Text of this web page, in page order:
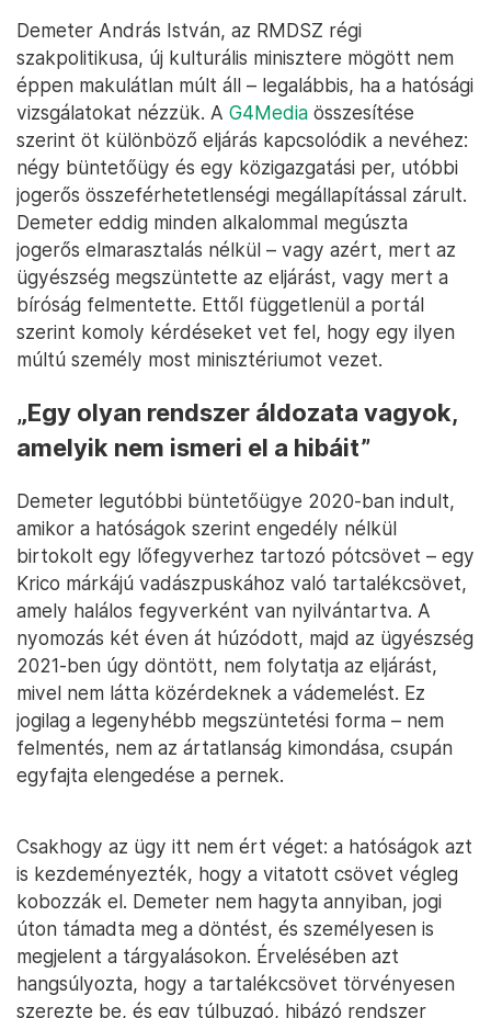
Demeter András István, az RMDSZ régi
szakpolitikusa, új kulturális minisztere mögött nem
éppen makulátlan múlt áll – legalábbis, ha a hatósági
vizsgálatokat nézzük. A G4Media összesítése
szerint öt különböző eljárás kapcsolódik a nevéhez:
négy büntetőügy és egy közigazgatási per, utóbbi
jogerős összeférhetetlenségi megállapítással zárult.
Demeter eddig minden alkalommal megúszta
jogerős elmarasztalás nélkül – vagy azért, mert az
ügyészség megszüntette az eljárást, vagy mert a
bíróság felmentette. Ettől függetlenül a portál
szerint komoly kérdéseket vet fel, hogy egy ilyen
múltú személy most minisztériumot vezet.
„Egy olyan rendszer áldozata vagyok,
amelyik nem ismeri el a hibáit”
Demeter legutóbbi büntetőügye 2020-ban indult,
amikor a hatóságok szerint engedély nélkül
birtokolt egy lőfegyverhez tartozó pótcsövet – egy
Krico márkájú vadászpuskához való tartalékcsövet,
amely halálos fegyverként van nyilvántartva. A
nyomozás két éven át húzódott, majd az ügyészség
2021-ben úgy döntött, nem folytatja az eljárást,
mivel nem látta közérdeknek a vádemelést. Ez
jogilag a legenyhébb megszüntetési forma – nem
felmentés, nem az ártatlanság kimondása, csupán
egyfajta elengedése a pernek.
Csakhogy az ügy itt nem ért véget: a hatóságok azt
is kezdeményezték, hogy a vitatott csövet végleg
kobozzák el. Demeter nem hagyta annyiban, jogi
úton támadta meg a döntést, és személyesen is
megjelent a tárgyalásokon. Érvelésében azt
hangsúlyozta, hogy a tartalékcsövet törvényesen
szerezte be, és egy túlbuzgó, hibázó rendszer